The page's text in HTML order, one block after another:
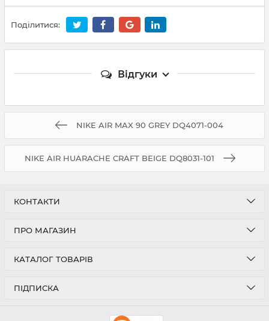
Поділитися:
Відгуки
NIKE AIR MAX 90 GREY DQ4071-004
NIKE AIR HUARACHE CRAFT BEIGE DQ8031-101
КОНТАКТИ
ПРО МАГАЗИН
КАТАЛОГ ТОВАРІВ
ПІДПИСКА